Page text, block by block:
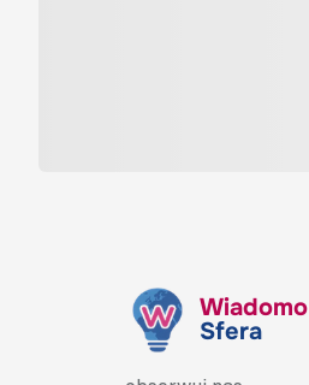
Wiadomo
Sfera